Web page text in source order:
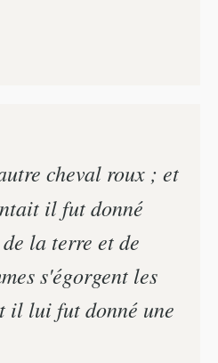
cheval roux ; et
il fut donné
la terre et de
s'égorgent les
il lui fut donné une